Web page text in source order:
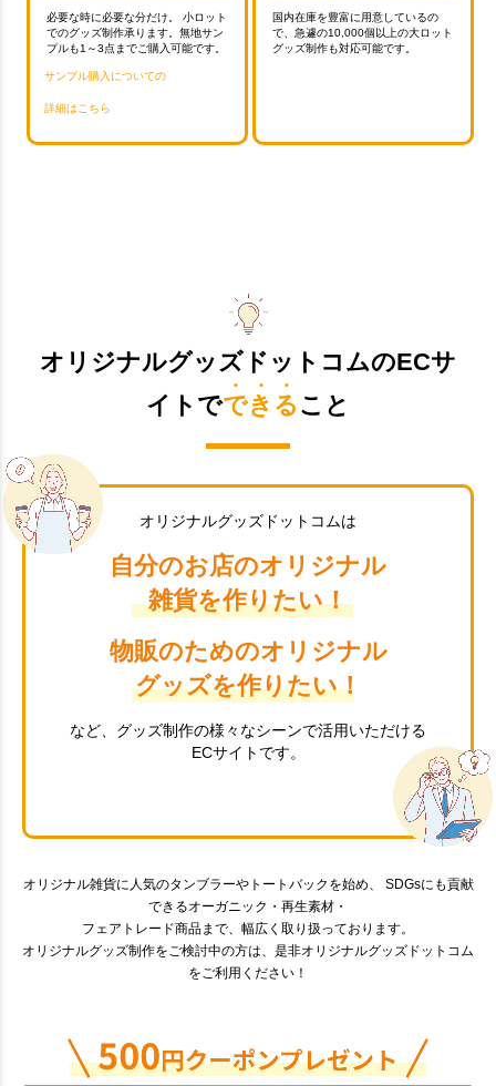
必要な時に必要な分だけ。 小ロット
でのグッズ制作承ります。無地サン
プルも1～3点までご購入可能です。
サンプル購入についての
詳細はこちら
国内在庫を豊富に用意しているの
で、急遽の10,000個以上の大ロット
グッズ制作も対応可能です。
オリジナルグッズドットコムのECサ
イトでできる こと
オリジナルグッズドットコムは
自分のお店のオリジナル
雑貨を作りたい！
物販のためのオリジナル
グッズを作りたい！
など、グッズ制作の様々なシーンで活用いただける
ECサイトです。
オリジナル雑貨に人気のタンブラーやトートバックを始め、 SDGsにも貢献
できるオーガニック・再生素材・
フェアトレード商品まで、幅広く取り扱っております。
オリジナルグッズ制作をご検討中の方は、是非オリジナルグッズドットコム
をご利用ください！